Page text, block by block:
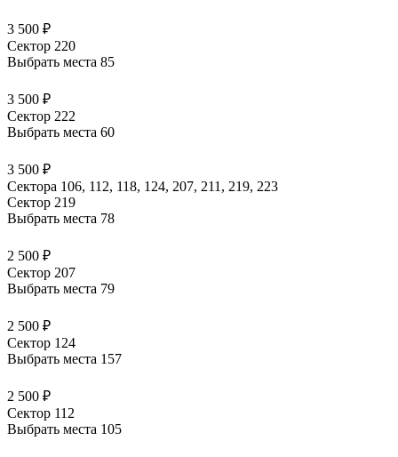
3 500 ₽
Сектор 220
Выбрать места 85
3 500 ₽
Сектор 222
Выбрать места 60
3 500 ₽
Сектора 106, 112, 118, 124, 207, 211, 219, 223
Сектор 219
Выбрать места 78
2 500 ₽
Сектор 207
Выбрать места 79
2 500 ₽
Сектор 124
Выбрать места 157
2 500 ₽
Сектор 112
Выбрать места 105